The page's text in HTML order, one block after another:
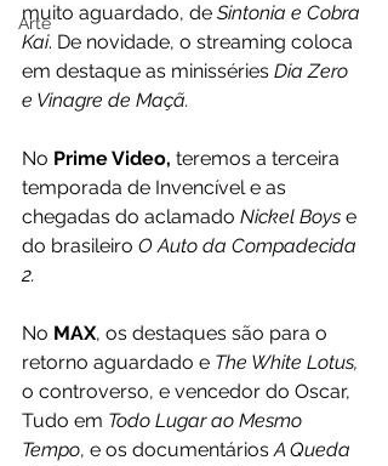
Arte
muito aguardado, de Sintonia e Cobra
Kai. De novidade, o streaming coloca
em destaque as minisséries Dia Zero
e Vinagre de Maçã.
No Prime Video, teremos a terceira
temporada de Invencível e as
chegadas do aclamado Nickel Boys e
do brasileiro O Auto da Compadecida
2.
No MAX, os destaques são para o
retorno aguardado e The White Lotus,
o controverso, e vencedor do Oscar,
Tudo em Todo Lugar ao Mesmo
Tempo, e os documentários A Queda